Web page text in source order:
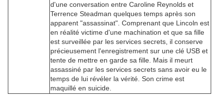
d'une conversation entre Caroline Reynolds et
Terrence Steadman quelques temps après son
apparent "assassinat". Comprenant que Lincoln est
en réalité victime d'une machination et que sa fille
est surveillée par les services secrets, il conserve
précieusement l'enregistrement sur une clé USB et
tente de mettre en garde sa fille. Mais il meurt
assassiné par les services secrets sans avoir eu le
temps de lui révéler la vérité. Son crime est
maquillé en suicide.